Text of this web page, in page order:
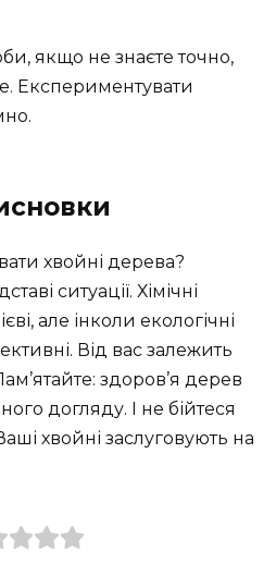
якщо не знаєте точно,
Експериментувати
хвойні дерева?
ситуації. Хімічні
але інколи екологічні
Від вас залежить
здоров’я дерев
догляду. І не бійтеся
хвойні заслуговують на